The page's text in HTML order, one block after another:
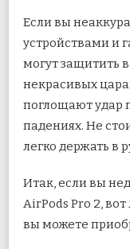
Если вы
устройствами и
могут защитить
некрасивых
поглощают удар
падениях. Не
легко держать в
Итак, если вы
AirPods Pro 2,
вы можете